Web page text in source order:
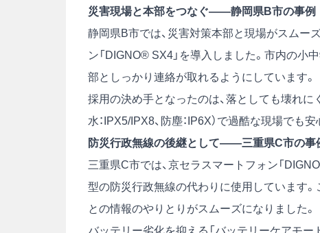
災害現場と本部をつなぐ――静岡県B市の事例
静岡県B市では、災害対策本部と現場がスムー
ン「DIGNO® SX4」を導入しました。市内の小
部としっかり連絡が取れるようにしています。
採用の決め手となったのは、落としても壊れに
水：IPX5/IPX8、防塵：IP6X）で過酷な現場でも
防災行政無線の後継として――三重県C市の事
三重県C市では、京セラスマートフォン「
型の防災行政無線の代わりに使用しています
との情報のやりとりがスムーズになりました。